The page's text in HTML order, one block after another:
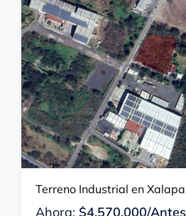
Terreno Industrial en
Ahora: $4,570,000/